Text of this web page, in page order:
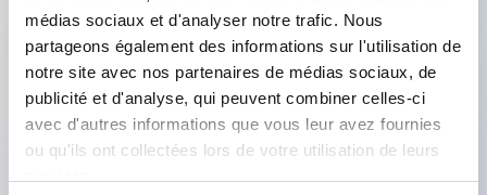
médias sociaux et d'analyser notre trafic. Nous
partageons également des informations sur l'utilisation de
notre site avec nos partenaires de médias sociaux, de
publicité et d'analyse, qui peuvent combiner celles-ci
avec d'autres informations que vous leur avez fournies
ou qu'ils ont collectées lors de votre utilisation de leurs
l'espace Taille avant : 18H×6Wmm (type montage
avant), 12H×6Wmm (type montage arrière)
Utilisation d'un circuit imprimé en époxy verre pour
une haute qualité, une grande fiabilité et une
longue durée de vie
Structure antipoussière améliorant la résistance à